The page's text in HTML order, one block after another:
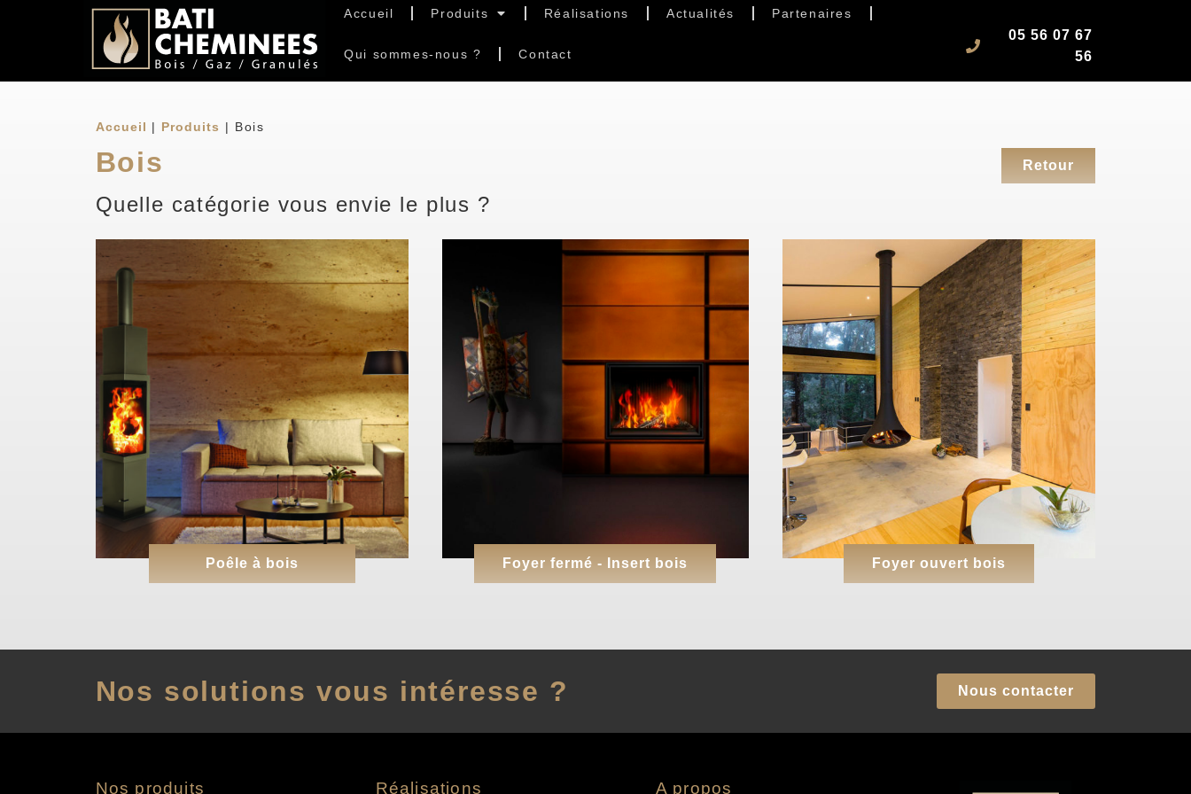
Accueil Produits Réalisations Actualités Partenaires
Qui sommes-nous ? Contact
05 56 07 67
56
Accueil | Produits | Bois
Bois
Quelle catégorie vous envie le plus ?
Retour
Poêle à bois Foyer fermé - Insert bois Foyer ouvert bois
Nos solutions vous intéresse ? Nous contacter
Nos produits Réalisations A propos